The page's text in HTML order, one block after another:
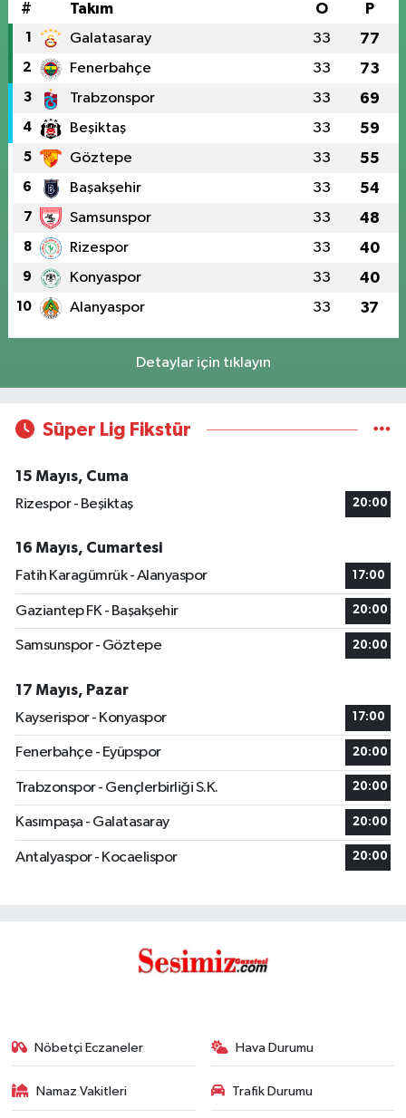
# Takım O P
1 Galatasaray 33 77
2 Fenerbahçe 33 73
3 Trabzonspor 33 69
4 Beşiktaş 33 59
5 Göztepe 33 55
6 Başakşehir 33 54
7 Samsunspor 33 48
8 Rizespor 33 40
9 Konyaspor 33 40
10 Alanyaspor 33 37
Detaylar için tıklayın
Süper Lig Fikstür
15 Mayıs, Cuma
Rizespor - Beşiktaş
20:00
16 Mayıs, Cumartesi
Fatih Karagümrük - Alanyaspor
17:00
Gaziantep FK - Başakşehir 20:00
Samsunspor - Göztepe 20:00
17 Mayıs, Pazar
Kayserispor - Konyaspor
17:00
Fenerbahçe - Eyüpspor 20:00
Trabzonspor - Gençlerbirliği S.K. 20:00
Kasımpaşa - Galatasaray 20:00
Antalyaspor - Kocaelispor 20:00
Nöbetçi Eczaneler Hava Durumu
Namaz Vakitleri Trafik Durumu